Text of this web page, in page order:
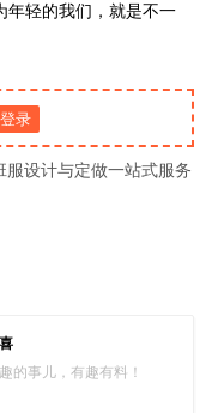
年轻的我们，就是不一
登录
设计与定做一站式服务
的事儿，有趣有料！